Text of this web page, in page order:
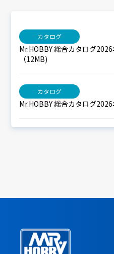
カタログ
Mr.HOBBY 総合カタログ
（12MB)
カタログ
Mr.HOBBY 総合カタログ